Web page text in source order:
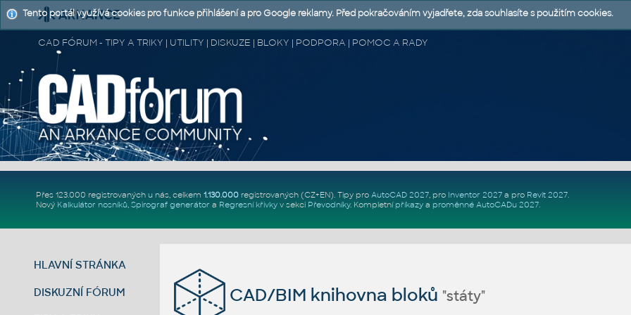
CAD FÓRUM - TIPY A TRIKY | UTILITY | DISKUZE | BLOKY | PODPORA | POMOC A RADY
Přes 123.000 registrovaných u nás, celkem 1.130.000registrovaných (CZ+EN). Tipy pro AutoCAD 2027, pro Inventor 2027a pro Revit 2027.
Nový Kalkulátor nosníků, Spirograf generátor a Regresní křivkyv sekci Převodníky. Kompletní příkazya proměnné AutoCADu 2027.
HLAVNÍ STRÁNKA
DISKUZNÍ FÓRUM CAD/BIM knihovna bloků "státy"
Tento portál využívá cookies pro funkce přihlášení a pro Google reklamy. Před pokračováním vyjadřete, zda souhlasíte s použitím cookies.